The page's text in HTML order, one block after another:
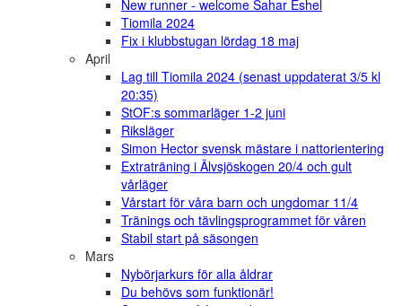
New runner - welcome Sahar Eshel
Tiomila 2024
Fix i klubbstugan lördag 18 maj
April
Lag till Tiomila 2024 (senast uppdaterat 3/5 kl
20:35)
StOF:s sommarläger 1-2 juni
Riksläger
Simon Hector svensk mästare i nattorientering
Extraträning i Älvsjöskogen 20/4 och gult
vårläger
Vårstart för våra barn och ungdomar 11/4
Tränings och tävlingsprogrammet för våren
Stabil start på säsongen
Mars
Nybörjarkurs för alla åldrar
Du behövs som funktionär!